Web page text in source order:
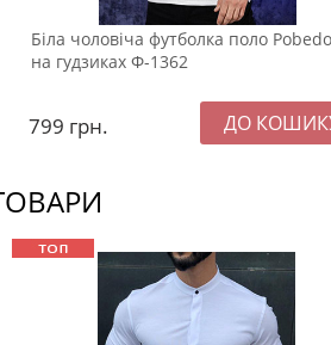
Біла чоловіча футболка поло
на гудзиках Ф-1362
799 грн.